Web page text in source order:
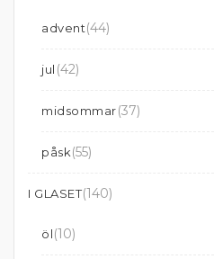
advent(44)
jul (42)
midsommar(37)
påsk(55)
I GLASET(140)
öl(10)